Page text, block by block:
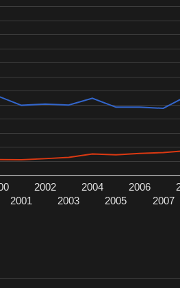
2001
2002
2003
2004
2005
2006
2007